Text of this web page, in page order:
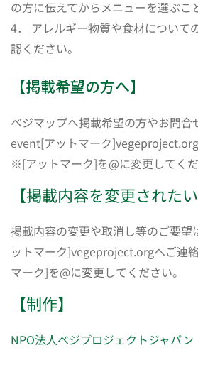
の方に伝えてからメニューを選ぶこ
4． アレルギー物質や食材について
認ください。
【掲載希望の方へ】
ベジマップへ掲載希望の方やお問合
event[アットマーク]vegeproject.org
※[アットマーク]を@に変更してくだ
【掲載内容を変更されたい
掲載内容の変更や取消し等のご要
ットマーク]vegeproject.orgへご連
マーク]を@に変更してください。
【制作】
NPO法人ベジプロジェクトジャパン